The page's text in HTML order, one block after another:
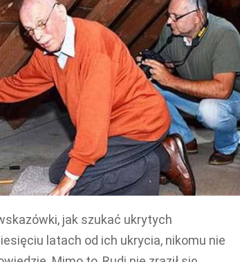
jak szukać ukrytych
latach od ich ukrycia, nikomu nie